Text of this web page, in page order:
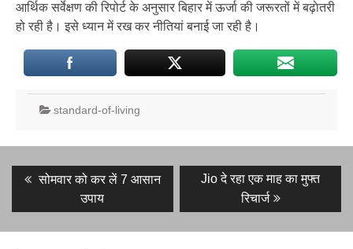
आर्थिक सर्वेक्षण की रिपोर्ट के अनुसार बिहार में ऊर्जा की जरूरतों में बढ़ाेतरी
हो रही है। इसे ध्‍यान में रख कर नीतियां बनाई जा रही है।
standard-of-living
Post
navigation
Previous
सोमवार को कर लें 7 आसान
उपाय
Next
Jio दे रहा एक माह का मुफ्त
रिचार्ज